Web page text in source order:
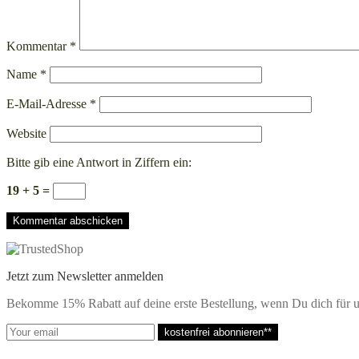
Kommentar *
Name *
E-Mail-Adresse *
Website
Bitte gib eine Antwort in Ziffern ein:
19 + 5 =
Jetzt zum Newsletter anmelden
Bekomme 15% Rabatt auf deine erste Bestellung, wenn Du dich für
kostenfrei abonnieren**